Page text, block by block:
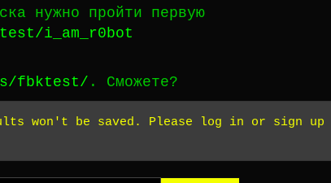
нужно пройти первую
i_am_r0bot
fbktest/ . Сможете?
won't be saved. Please log in or sign up